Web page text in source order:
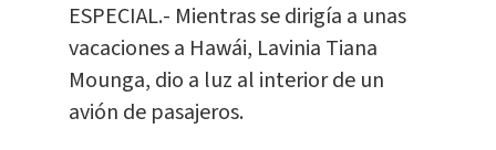
ESPECIAL.- Mientras se dirigía a unas
vacaciones a Hawái, Lavinia Tiana
Mounga, dio a luz al interior de un
avión de pasajeros.